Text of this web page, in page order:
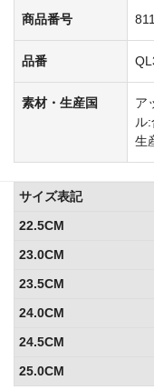
商品番号
品番
素材・生産国
ア
ル
生
サイズ表記
22.5CM
23.0CM
23.5CM
24.0CM
24.5CM
25.0CM